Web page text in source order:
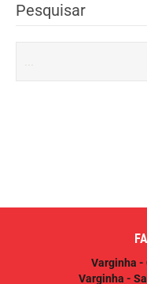
Pesquisar
Varginha -
Varginha -